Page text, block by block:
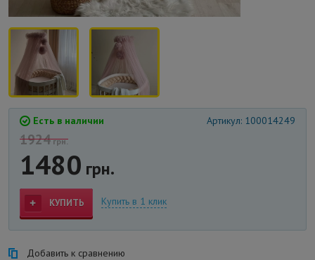
Есть в наличии Артикул: 100014249
1924грн.
1480 грн.
КУПИТЬ Купить в 1 клик
Добавить к сравнению